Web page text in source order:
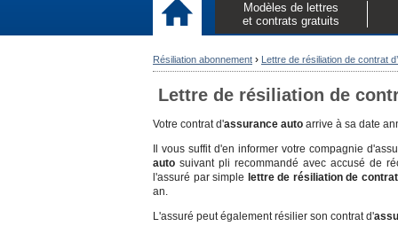
Modèles de lettres
et contrats gratuits
Résiliation abonnement › Lettre de résiliation de contrat
Lettre de résiliation de
Votre contrat d'assurance auto arrive à sa date
Il vous suffit d'en informer votre compagnie
auto suivant pli recommandé avec accusé de
l'assuré par simple lettre de résiliation de
an.
L'assuré peut également résilier son contrat d'